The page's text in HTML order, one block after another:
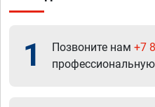
1 Позвоните нам +7